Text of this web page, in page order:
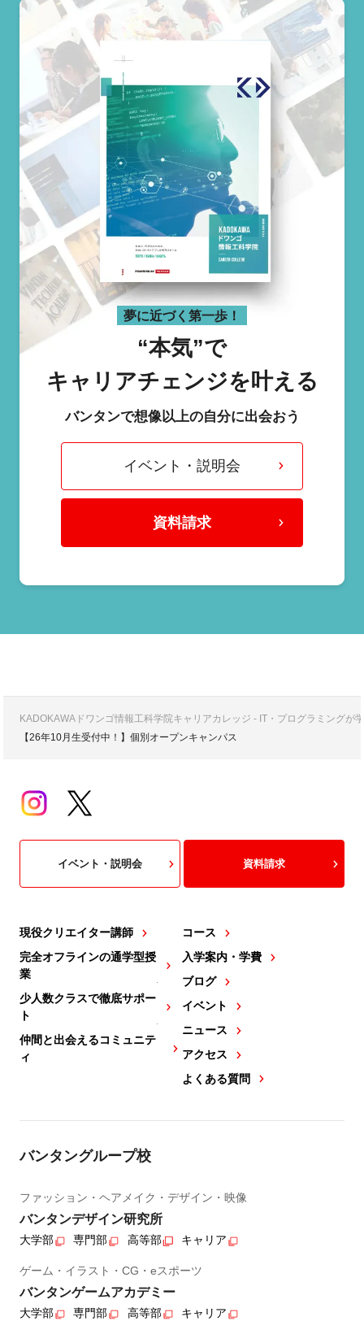
夢に近づく第一歩！
“本気”で
キャリアチェンジを叶える
バンタンで想像以上の自分に出会おう
イベント・説明会
資料請求
KADOKAWAドワンゴ情報工科学院キャリアカレッジ - IT・プログラミングが
【26年10月生受付中！】個別オープンキャンパス
現役クリエイター講師
完全オフラインの通学型授
業
少人数クラスで徹底サポー
ト
仲間と出会えるコミュニテ
ィ
コース
入学案内・学費
ブログ
イベント
ニュース
アクセス
よくある質問
イベント・説明会 資料請求
バンタングループ校
ファッション・ヘアメイク・デザイン・映像
バンタンデザイン研究所
大学部 専門部 高等部 キャリア
ゲーム・イラスト・CG・eスポーツ
バンタンゲームアカデミー
大学部 専門部 高等部 キャリア